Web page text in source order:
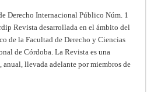
Derecho Internacional Público Núm. 1
Revista desarrollada en el ámbito del
de la Facultad de Derecho y Ciencias
de Córdoba. La Revista es una
llevada adelante por miembros de